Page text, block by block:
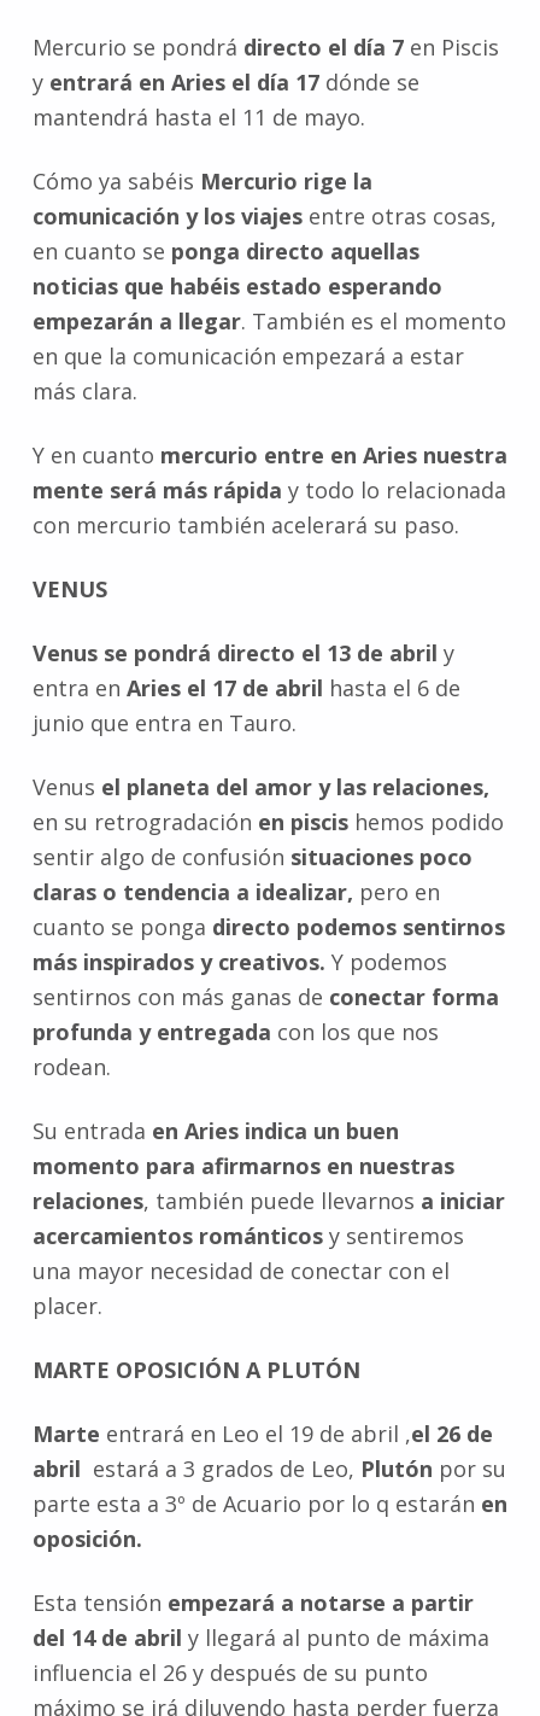
Mercurio se pondrá directo el día 7en Piscis
y entrará en Aries el día 17dónde se
mantendrá hasta el 11 de mayo.
Cómo ya sabéis Mercurio rige la
comunicación y los viajesentre otras cosas,
en cuanto se ponga directo aquellas
noticias que habéis estado esperando
empezarán a llegar. También es el momento
en que la comunicación empezará a estar
más clara.
Y en cuanto mercurio entre en Aries nuestra
mente será más rápida y todo lo relacionada
con mercurio también acelerará su paso.
VENUS
Venus se pondrá directo el 13 de abril y
entra en Aries el 17 de abril hasta el 6 de
junio que entra en Tauro.
Venus el planeta del amor y las relaciones,
en su retrogradación en piscishemos podido
sentir algo de confusión situaciones poco
claras o tendencia a idealizar, pero en
cuanto se ponga directo podemos sentirnos
más inspirados y creativos. Y podemos
sentirnos con más ganas de conectar forma
profunda y entregada con los que nos
rodean.
Su entrada en Aries indica un buen
momento para afirmarnos en nuestras
relaciones, también puede llevarnos a iniciar
acercamientos románticosy sentiremos
una mayor necesidad de conectar con el
placer.
MARTE OPOSICIÓN A PLUTÓN
Marte entrará en Leo el 19 de abril ,el 26 de
abril estará a 3 grados de Leo, Plutón por su
parte esta a 3º de Acuario por lo q estarán en
oposición.
Esta tensión empezará a notarse a partir
del 14 de abril y llegará al punto de máxima
influencia el 26 y después de su punto
máximo se irá diluyendo hasta perder fuerza